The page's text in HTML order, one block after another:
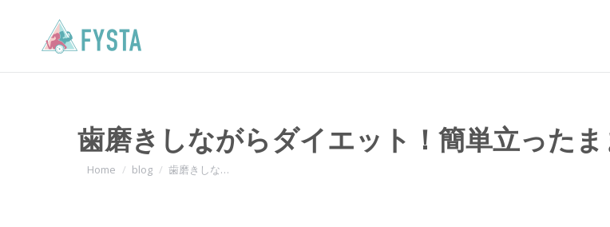
歯磨きしながらダイエット！簡単立った
You are here:
Home blog 歯磨きしな…